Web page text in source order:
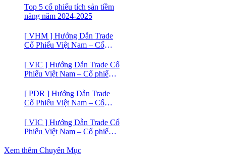
Cổ phiếu BĐS Licogi 14
Top 5 cổ phiếu tích sản tiềm
năng năm 2024-2025
[ VHM ] Hướng Dẫn Trade
Cổ Phiếu Việt Nam – Cổ
[ VIC ] Hướng Dẫn Trade Cổ
Phiếu Việt Nam – Cổ phiếu
[ PDR ] Hướng Dẫn Trade
Cổ Phiếu Việt Nam – Cổ
[ VIC ] Hướng Dẫn Trade Cổ
Phiếu Việt Nam – Cổ phiếu
Xem thêm Chuyên Mục